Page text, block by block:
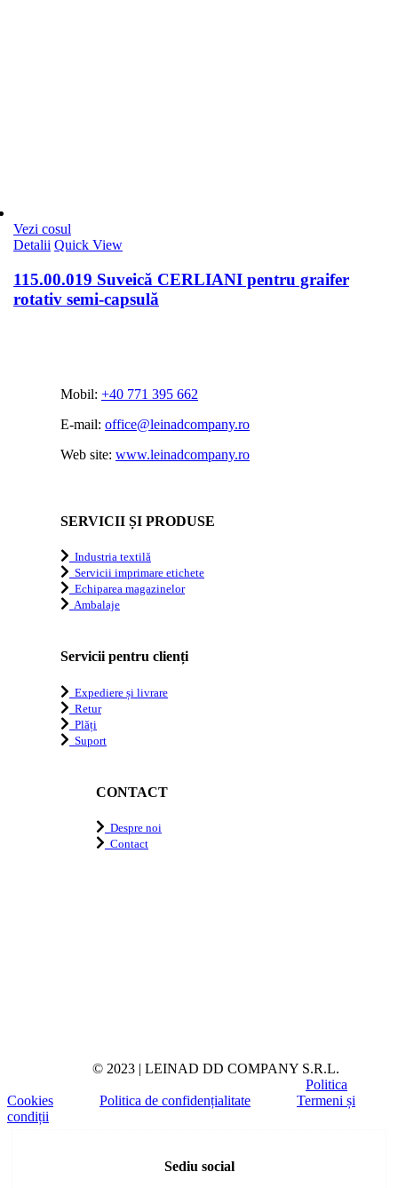
Vezi cosul
Detalii Quick View
115.00.019 Suveică CERLIANI pentru graifer
rotativ semi-capsulă
Mobil: +40 771 395 662
E-mail: office@leinadcompany.ro
Web site: www.leinadcompany.ro
SERVICII ȘI PRODUSE
Industria textilă
Servicii imprimare etichete
Echiparea magazinelor
Ambalaje
Servicii pentru clienți
Expediere și livrare
Retur
Plăți
Suport
CONTACT
Despre noi
Contact
© 2023 | LEINAD DD COMPANY S.R.L.
Politica
Cookies
Politica de confidențialitate
Termeni și
condiții
Sediu social